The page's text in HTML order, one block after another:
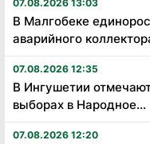
07.08.2026 13:03
В Малгобеке
аварийного
07.08.2026 12:35
В Ингушетии
выборах в Народное...
07.08.2026 12:20